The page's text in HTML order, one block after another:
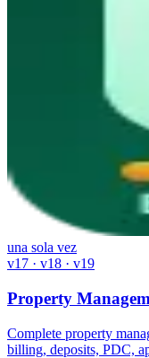
una sola vez
v17 · v18 · v19
Property
Complete property
billing, deposits, PDC,